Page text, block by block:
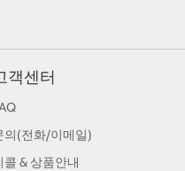
객센터
의(전화/이메일)
콜 & 상품안내